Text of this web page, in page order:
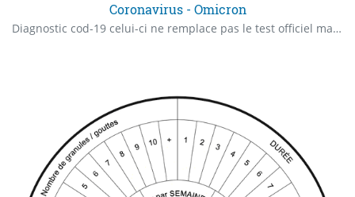
Coronavirus - Omicron
Diagnostic cod-19 celui-ci ne remplace pas le test officiel mais s'il est pratiqué par un radiesthésiste il peut donner un premier aperçu. Symptômes du COVID-19 Les symptômes peuvent prendre jusqu'à 14 jours pour apparaître après l'exposition au COVID-19. Les symptômes incluent : - Fièvre - Toux - Difficultés respiratoires - Pneumonie dans les deux poumons Dans les cas graves, l'infection peut entraîner la mort. La majorité des personnes manifestant des symptômes légers se rétabliront d'elles-mêmes. Enfants de 0 à 9 ans : 0,5% 10 - 19 ans : 1 % 20 - 29 : 3,5 % 30 - 39 : 5,6 % 40 - 49 : 10,7 % 50 - 59 : 17,4 % 60 - 69 : 17,7 % 70 - 79 : 21,4 % sup 80 : 18.4 % Statistique Italie 11/03/2020